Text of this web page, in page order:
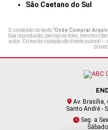
São Caetano do Sul
O conteúdo do texto "Onde Comprar
Sua reprodução, parcial ou total, mesmo
autor. Crime de violação de direito autoral –
Av. Brasília,
Santo André -
Seg. a